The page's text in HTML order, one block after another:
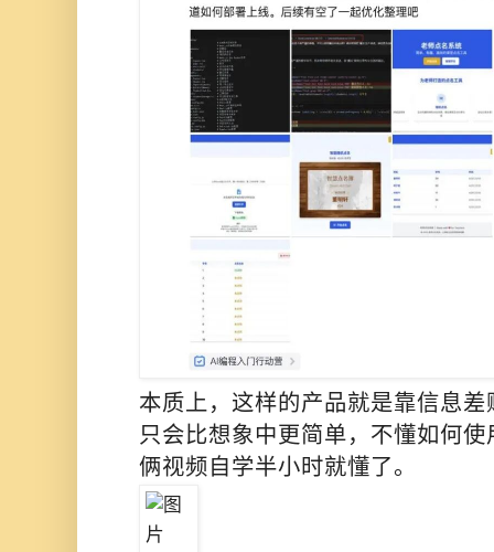
本质上，这样的产品就是靠信息
只会比想象中更简单，不懂如何
俩视频自学半小时就懂了。